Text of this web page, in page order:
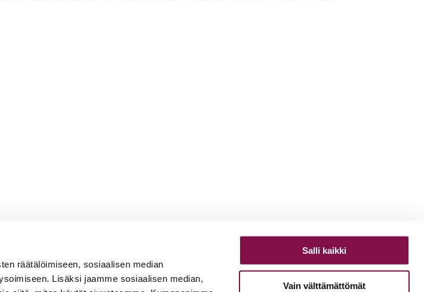
räätälöimiseen, sosiaalisen median
Lisäksi jaamme sosiaalisen median,
Salli kaikki
Vain välttämättömät